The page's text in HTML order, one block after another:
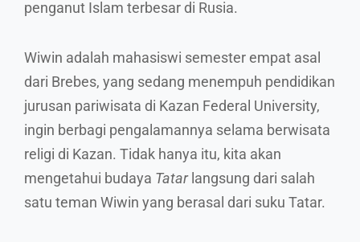
penganut Islam terbesar di Rusia.
Wiwin adalah mahasiswi semester empat asal
dari Brebes, yang sedang menempuh pendidikan
jurusan pariwisata di Kazan Federal University,
ingin berbagi pengalamannya selama berwisata
religi di Kazan. Tidak hanya itu, kita akan
mengetahui budaya Tatarlangsung dari salah
satu teman Wiwin yang berasal dari suku Tatar.